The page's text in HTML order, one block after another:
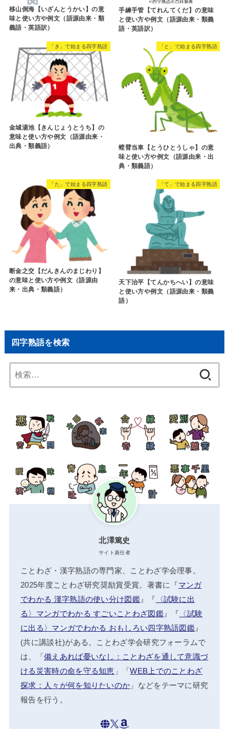
移山倒海【いざんとうかい】の意
味と使い方や例文（語源由来・類
義語・英語訳）
手練手管【てれんてくだ】の意味
と使い方や例文（語源由来・類義
語・英語訳）
「き」で始まる四字熟語
金城湯池【きんじょうとうち】の
意味と使い方や例文（語源由来・
出典・類義語）
「と」で始まる四字熟語
螳臂当車【とうひとうしゃ】の意
味と使い方や例文（語源由来・出
典・類義語）
「た」で始まる四字熟語
断金之交【だんきんのまじわり】
の意味と使い方や例文（語源由
来・出典・類義語）
「て」で始まる四字熟語
天下治平【てんかちへい】の意味
と使い方や例文（語源由来・類義
語）
四字熟語を検索
索:
北澤篤史
サイト責任者
ことわざ・漢字熟語の専門家、ことわざ学会理事。
2025年度ことわざ研究奨励賞受賞。著書に『マンガ
でわかる 漢字熟語の使い分け図鑑』『 〈試験に出
る〉マンガでわかる すごいことわざ図鑑』『 〈試験
に出る〉マンガでわかる おもしろい四字熟語図鑑 』
(共に講談社)がある。ことわざ学会研究フォーラムで
は、「備えあれば憂いなし：ことわざを通して意識づ
ける災害時の命を守る知恵 」「WEB上でのことわざ
探求：人々が何を知りたいのか 」などをテーマに研究
報告を行う。